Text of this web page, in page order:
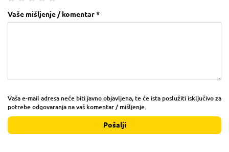
Vaše mišljenje / komentar *
Vaša e-mail adresa neće biti javno objavljena, te će ista poslužiti isključivo za
potrebe odgovaranja na vaš komentar / mišljenje.
Pošalji